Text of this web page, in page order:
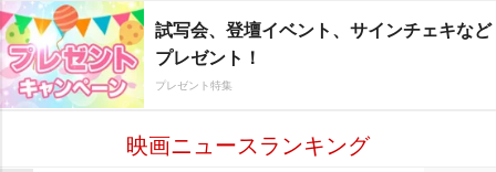
試写会、登壇イベント、サインチェキなど
プレゼント！
プレゼント特集
映画ニュースランキング